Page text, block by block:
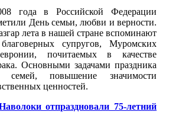
года в Российской Федерации
День семьи, любви и верности.
лета в нашей стране вспоминают
супругов, Муромских
почитаемых в качестве
Основными задачами праздника
семей, повышение значимости
ценностей.
отпраздновали 75-летний